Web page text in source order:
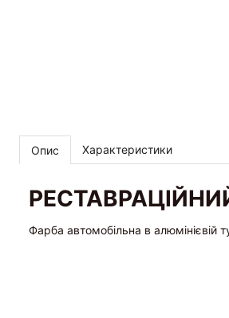
Опис Характеристики
Фарба автомобільна в алюмінієвій